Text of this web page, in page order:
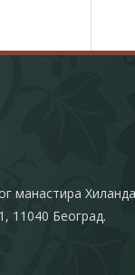
манастира
11040 Београд.